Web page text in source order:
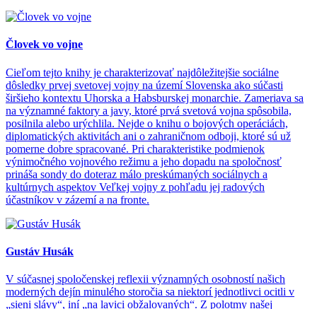
Človek vo vojne
Cieľom tejto knihy je charakterizovať najdôležitejšie sociálne
dôsledky prvej svetovej vojny na území Slovenska ako súčasti
širšieho kontextu Uhorska a Habsburskej monarchie. Zameriava sa
na významné faktory a javy, ktoré prvá svetová vojna spôsobila,
posilnila alebo urýchlila. Nejde o knihu o bojových operáciách,
diplomatických aktivitách ani o zahraničnom odboji, ktoré sú už
pomerne dobre spracované. Pri charakteristike podmienok
výnimočného vojnového režimu a jeho dopadu na spoločnosť
prináša sondy do doteraz málo preskúmaných sociálnych a
kultúrnych aspektov Veľkej vojny z pohľadu jej radových
účastníkov v zázemí a na fronte.
Gustáv Husák
V súčasnej spoločenskej reflexii významných osobností našich
moderných dejín minulého storočia sa niektorí jednotlivci ocitli v
„sieni slávy“, iní „na lavici obžalovaných“. Z polotmy našej